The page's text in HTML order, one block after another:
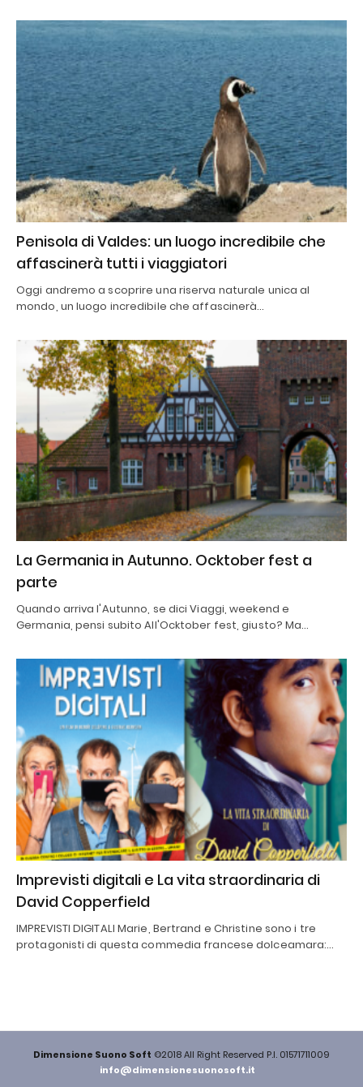
Penisola di Valdes: un luogo incredibile che
affascinerà tutti i viaggiatori
Oggi andremo a scoprire una riserva naturale unica al
mondo, un luogo incredibile che affascinerà…
La Germania in Autunno. Ocktober fest a
parte
Quando arriva l'Autunno, se dici Viaggi, weekend e
Germania, pensi subito All'Ocktober fest, giusto? Ma…
Imprevisti digitali e La vita straordinaria di
David Copperfield
IMPREVISTI DIGITALI Marie, Bertrand e Christine sono i tre
protagonisti di questa commedia francese dolceamara:…
Dimensione Suono Soft ©2018 All Right Reserved P.I. 01571711009
info@dimensionesuonosoft.it